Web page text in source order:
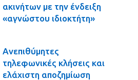
ακινήτων με την ένδειξη
«αγνώστου ιδιοκτήτη»
Ανεπιθύμητες
τηλεφωνικές κλήσεις και
ελάχιστη αποζημίωση